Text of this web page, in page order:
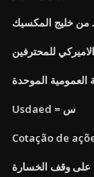
من خليج المكسيك
للمحترفين
العمومية الموحدة
Usdaed = س
Cotação de
على وقف الخسارة